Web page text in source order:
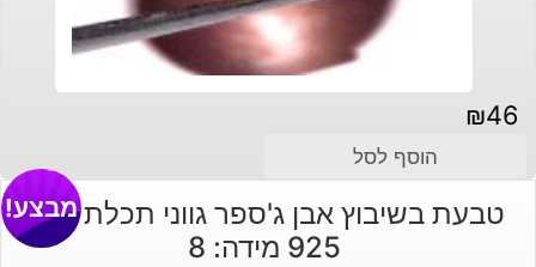
₪46
הוסף לסל
טבעת בשיבוץ אבן ג'ספר גווני תכלת כסף
925 מידה: 8
מבצע!